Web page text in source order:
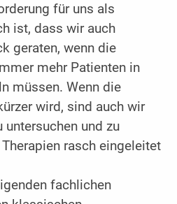
für uns als
ist, dass wir auch
geraten, wenn die
mehr Patienten in
müssen. Wenn die
wird, sind auch wir
und zu
rasch eingeleitet
fachlichen